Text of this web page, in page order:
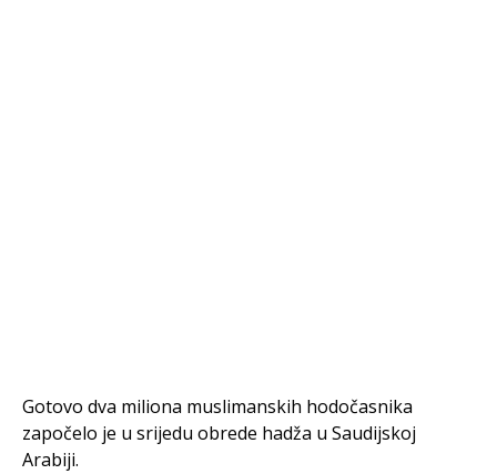
Gotovo dva miliona muslimanskih hodočasnika
započelo je u srijedu obrede hadža u Saudijskoj
Arabiji.